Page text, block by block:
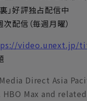
」好評独占配信中
配信（毎週月曜）
video.unext.jp/
Direct Asia
Max and